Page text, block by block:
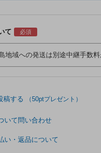
て
稿する
いて問い合わせ
い・返品について